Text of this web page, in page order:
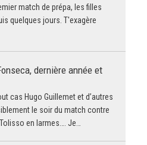
match de prépa, les filles
quelques jours. T'exagère
dernière année et
cas Hugo Guillemet et d’autres
le soir du match contre
en larmes…. Je…